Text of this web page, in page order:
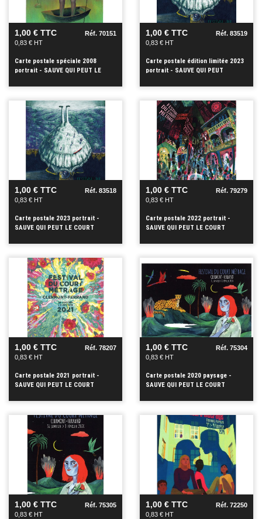
+
1,00 € TTC
0,83 € HT
Réf. 70151
Carte postale spéciale 2008
portrait - SAUVE QUI PEUT LE
+
1,00 € TTC
0,83 € HT
Réf. 83519
Carte postale édition limitée 2023
portrait - SAUVE QUI PEUT
VOIR
+
1,00 € TTC
0,83 € HT
Réf. 83518
Carte postale 2023 portrait -
SAUVE QUI PEUT LE COURT
VOIR
+
1,00 € TTC
0,83 € HT
Réf. 79279
Carte postale 2022 portrait -
SAUVE QUI PEUT LE COURT
VOIR
+
1,00 € TTC
0,83 € HT
Réf. 78207
Carte postale 2021 portrait -
SAUVE QUI PEUT LE COURT
VOIR
+
1,00 € TTC
0,83 € HT
Réf. 75304
Carte postale 2020 paysage -
SAUVE QUI PEUT LE COURT
VOIR
+
1,00 € TTC
0,83 € HT
Réf. 75305
VOIR
+
1,00 € TTC
0,83 € HT
Réf. 72250